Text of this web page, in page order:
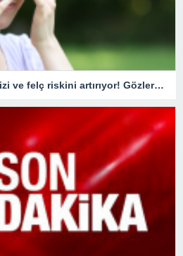
Tedavi edilmezse kalp krizi ve felç riskini artırıyor! Gözlerde görülen bu belirtiye dikkat